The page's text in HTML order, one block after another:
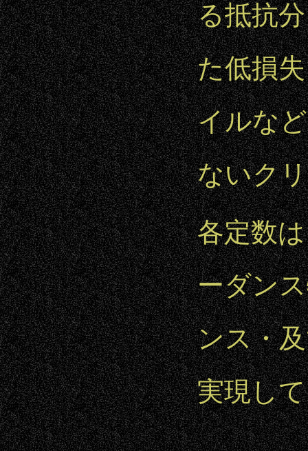
る抵抗
た低損
イルな
ないク
各定数
ーダン
ンス・
実現し